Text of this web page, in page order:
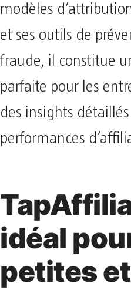
modèles
et ses outils de
fraude, il constitue
parfaite pour les
des insights
performances
idéal
petites et